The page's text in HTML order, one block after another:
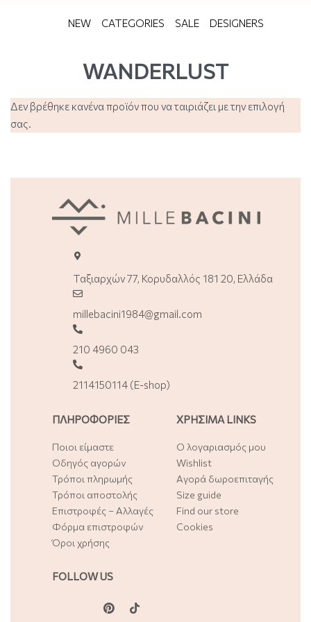
NEW CATEGORIES SALE DESIGNERS
WANDERLUST
Δεν βρέθηκε κανένα προϊόν που να ταιριάζει με την επιλογή
σας.
Ταξιαρχών 77, Κορυδαλλός 181 20, Ελλάδα
millebacini1984@gmail.com
210 4960 043
2114150114 (E-shop)
ΠΛΗΡΟΦΟΡΙΕΣ
Ποιοι είμαστε
Οδηγός αγορών
Τρόποι πληρωμής
Τρόποι αποστολής
Επιστροφές – Αλλαγές
Φόρμα επιστροφών
Όροι χρήσης
ΧΡΗΣΙΜΑ LINKS
Ο λογαριασμός μου
Wishlist
Αγορά δωροεπιταγής
Size guide
Find our store
Cookies
FOLLOW US